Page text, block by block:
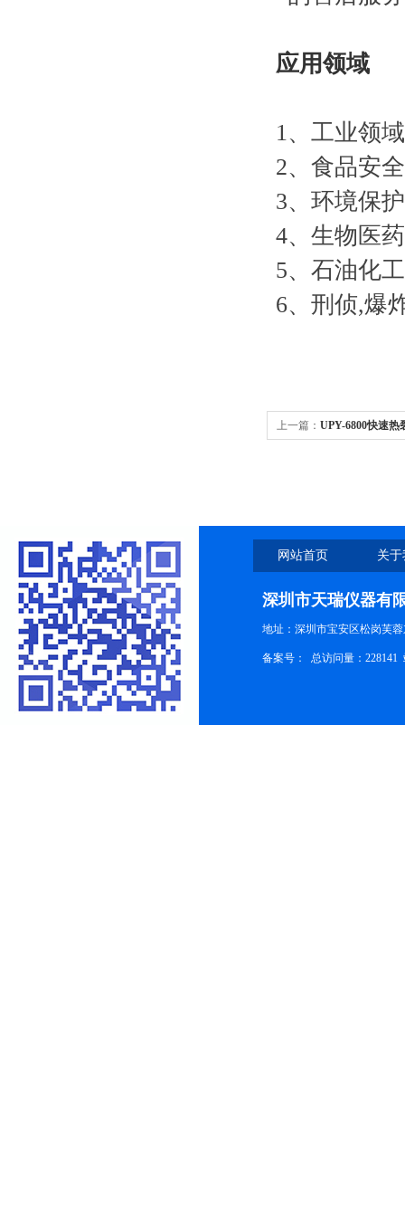
应用领域
1、工业领
2、食品安
3、环境保
4、生物医
5、石油化
6、刑侦,爆
上一篇： UPY-6800快速
网站首页 关
深圳市天瑞仪器有
地址：深圳市宝安区松岗芙
备案号： 总访问量：228141